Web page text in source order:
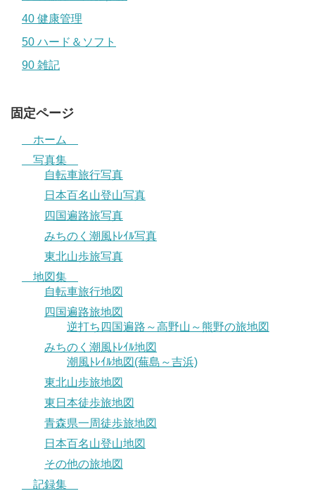
40 健康管理
50 ハード＆ソフト
90 雑記
固定ページ
ホーム
写真集
自転車旅行写真
日本百名山登山写真
四国遍路旅写真
みちのく潮風ﾄﾚｲﾙ写真
東北山歩旅写真
地図集
自転車旅行地図
四国遍路旅地図
逆打ち四国遍路～高野山～熊野の旅地図
みちのく潮風ﾄﾚｲﾙ地図
潮風ﾄﾚｲﾙ地図(蕪島～吉浜)
東北山歩旅地図
東日本徒歩旅地図
青森県一周徒歩旅地図
日本百名山登山地図
その他の旅地図
記録集